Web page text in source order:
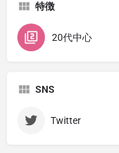
特徴
20代中心
SNS
Twitter